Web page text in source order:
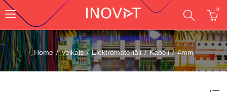
0
Home Veikals Elektromateriāli Kabeļi 4mm